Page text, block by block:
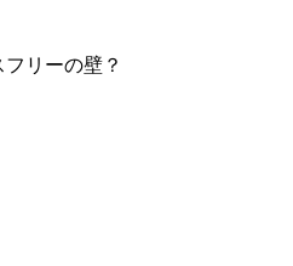
リーの壁？